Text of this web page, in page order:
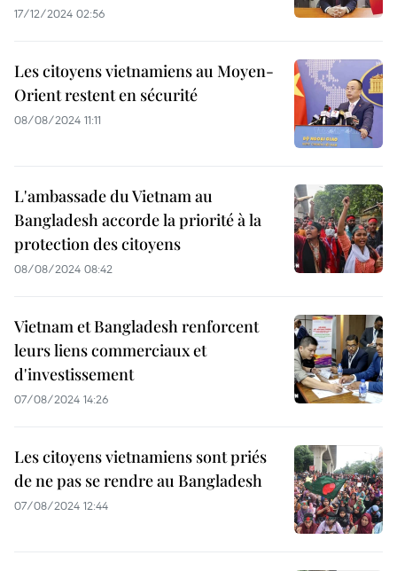
17/12/2024 02:56
Les citoyens vietnamiens au Moyen-
Orient restent en sécurité
08/08/2024 11:11
L'ambassade du Vietnam au
Bangladesh accorde la priorité à la
protection des citoyens
08/08/2024 08:42
Vietnam et Bangladesh renforcent
leurs liens commerciaux et
d'investissement
07/08/2024 14:26
Les citoyens vietnamiens sont priés
de ne pas se rendre au Bangladesh
07/08/2024 12:44